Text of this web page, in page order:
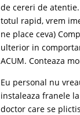
de cereri de
totul rapid, vrem
ne place ceva)
ulterior in
ACUM. Conteaza
Eu personal nu
instaleaza franele
doctor care se